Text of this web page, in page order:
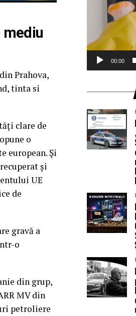
Prahova,
tinta si
clare de
o
european. Și
și
UE
de
gravă a
o
din grup,
MV din
petroliere
00:00